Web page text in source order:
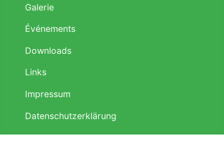
Galerie
Événements
Downloads
Links
Impressum
Datenschutzerklärung